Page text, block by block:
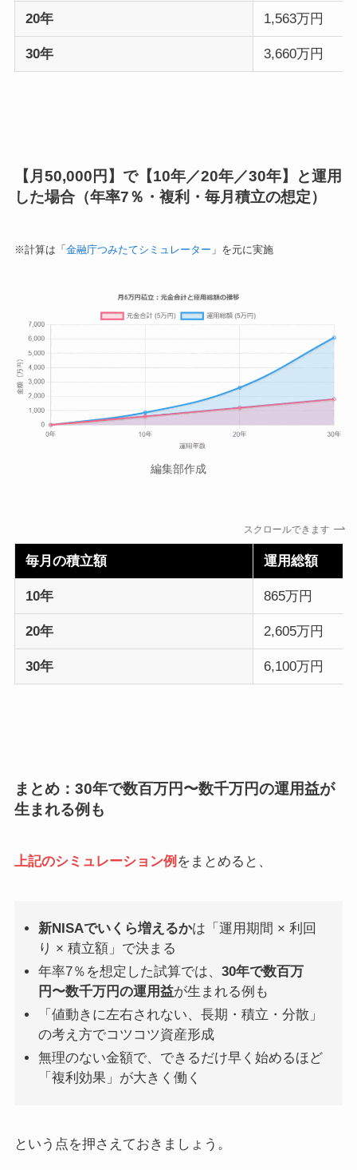
20年 1,563万円
30年 3,660万円
【月50,000円】で【10年／20年／30年】と運用
した場合（年率7％・複利・毎月積立の想定）
※計算は「 金融庁つみたてシミュレーター 」を元に実施
編集部作成
スクロールできます
毎月の積立額 運用総額
10年 865万円
20年 2,605万円
30年 6,100万円
まとめ： 30年で数百万円〜数千万円の運用益が
生まれる例も
上記のシミュレーション例 をまとめると、
新NISAでいくら増えるかは「運用期間 × 利回
り × 積立額」で決まる
年率7％を想定した試算では、 30年で数百万
円〜数千万円の運用益が生まれる例も
「値動きに左右されない、長期・積立・分散」
の考え方でコツコツ資産形成
無理のない金額で、できるだけ早く始めるほど
「複利効果」が大きく働く
という点を押さえておきましょう。